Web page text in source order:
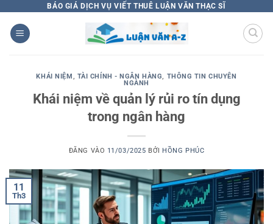
qua
nội
BÁO GIÁ DỊCH VỤ VIẾT THUÊ LUẬN VĂN THẠC SĨ
KHÁI NIỆM, TÀI CHÍNH - NGÂN HÀNG, THÔNG TIN CHUYÊN
NGÀNH
Khái niệm về quản lý rủi ro tín dụng
trong ngân hàng
ĐĂNG VÀO 11/03/2025 BỞI HỒNG PHÚC
11
Th3